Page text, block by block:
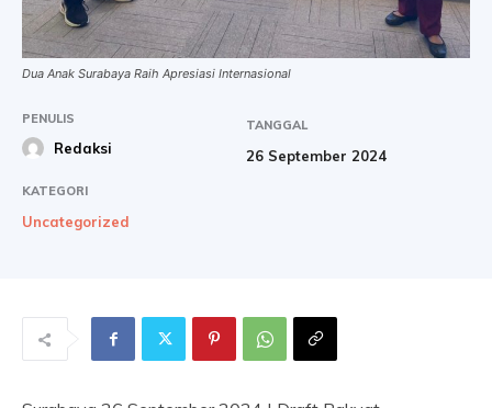
Dua Anak Surabaya Raih Apresiasi Internasional
PENULIS
Redaksi
TANGGAL
26 September 2024
KATEGORI
Uncategorized